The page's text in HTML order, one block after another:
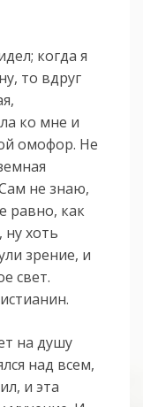
когда я
то вдруг
ко мне и
омофор. Не
не знаю,
равно, как
хоть
зрение, и
свет.
на душу
над всем,
и эта